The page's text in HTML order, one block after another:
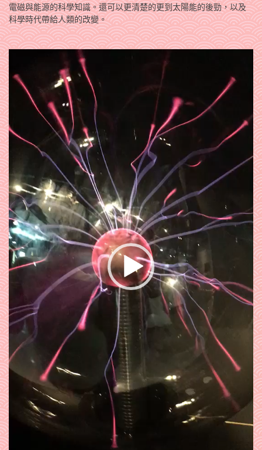
電磁與能源的科學知識。還可以更清楚的更到太陽能的後勁，以及
科學時代帶給人類的改變。